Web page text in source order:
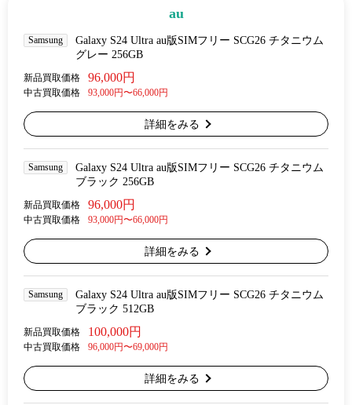
au
Samsung
Galaxy S24 Ultra au版SIMフリー SCG26 チタニウム
グレー 256GB
新品買取価格 96,000円
中古買取価格 93,000円〜66,000円
詳細をみる
Samsung
Galaxy S24 Ultra au版SIMフリー SCG26 チタニウム
ブラック 256GB
新品買取価格 96,000円
中古買取価格 93,000円〜66,000円
詳細をみる
Samsung
Galaxy S24 Ultra au版SIMフリー SCG26 チタニウム
ブラック 512GB
新品買取価格 100,000円
中古買取価格 96,000円〜69,000円
詳細をみる